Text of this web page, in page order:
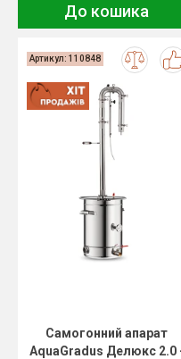
До кошика
Артикул: 110848
Самогонний апарат
AquaGradus Делюкс 2.0